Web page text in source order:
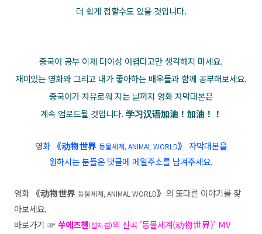
더 쉽게 접할수도 있을 것입니다.
중국어 공부 이제 더이상 어렵다고만 생각하지 마세요.
재미있는 영화와 그리고 내가 좋아하는 배우들과 함께 공부해보세요.
중국어가 자유로워 지는 날까지 영화 자막대본은
계속 업로드될 것입니다. 学习汉语加油！加油！！
영화 《动物世界 동물세계, ANIMAL WORLD》 자막대본을
원하시는 분들은 댓글에 메일주소를 남겨주세요.
영화 《动物世界 동물세계, ANIMAL WORLD》 의 또다른 이야기를 찾
아보세요.
바로가기 ☞쑤에즈쳰(설지겸)의 신곡 '동물세계(动物世界)' MV